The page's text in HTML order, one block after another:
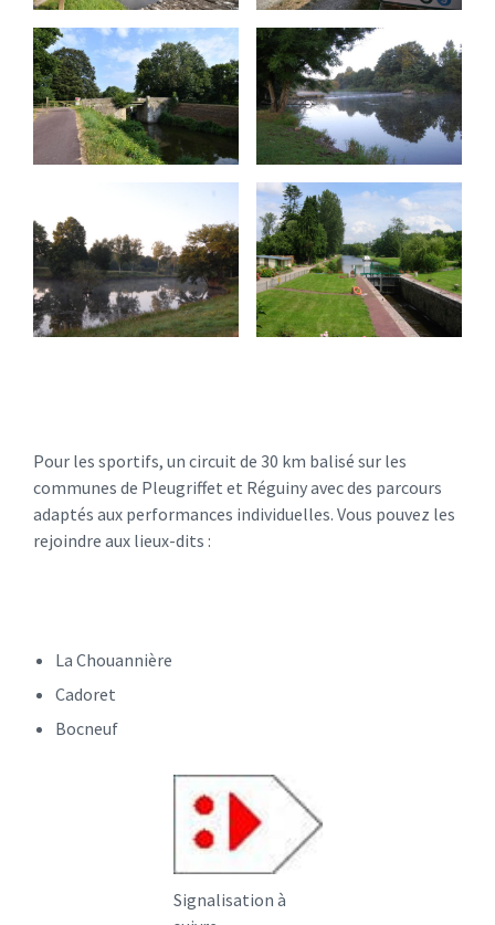
Pour les sportifs, un circuit de 30 km balisé sur les
communes de Pleugriffet et Réguiny avec des parcours
adaptés aux performances individuelles. Vous pouvez les
rejoindre aux lieux-dits :
La Chouannière
Cadoret
Bocneuf
Signalisation à